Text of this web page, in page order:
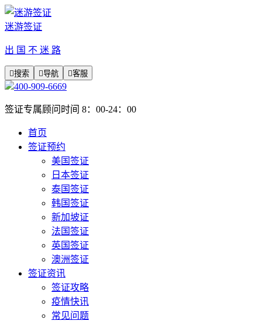
迷游签证
出 国 不 迷 路
搜索 导航 客服
400-909-6669
签证专属顾问时间 8：00-24：00
首页
签证预约
美国签证
日本签证
泰国签证
韩国签证
新加坡证
法国签证
英国签证
澳洲签证
签证资讯
签证攻略
疫情快讯
常见问题